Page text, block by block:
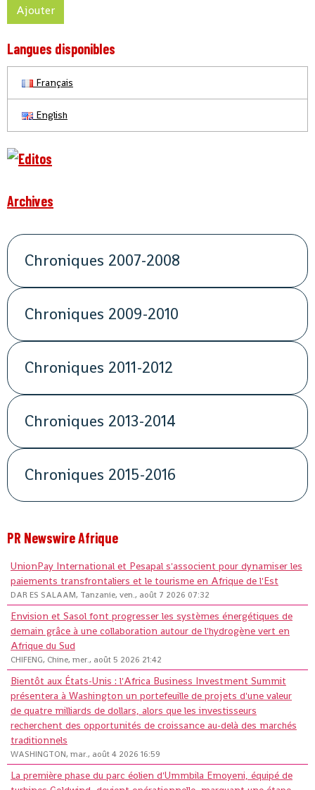
Ajouter
Langues disponibles
Français
English
Archives
Chroniques 2007-2008
Chroniques 2009-2010
Chroniques 2011-2012
Chroniques 2013-2014
Chroniques 2015-2016
PR Newswire Afrique
UnionPay International et Pesapal s'associent pour dynamiser les
paiements transfrontaliers et le tourisme en Afrique de l'Est
DAR ES SALAAM, Tanzanie, ven., août 7 2026 07:32
Envision et Sasol font progresser les systèmes énergétiques de
demain grâce à une collaboration autour de l'hydrogène vert en
Afrique du Sud
CHIFENG, Chine, mer., août 5 2026 21:42
Bientôt aux États-Unis : l'Africa Business Investment Summit
présentera à Washington un portefeuille de projets d'une valeur
de quatre milliards de dollars, alors que les investisseurs
recherchent des opportunités de croissance au-delà des marchés
traditionnels
WASHINGTON, mar., août 4 2026 16:59
La première phase du parc éolien d'Ummbila Emoyeni, équipé de